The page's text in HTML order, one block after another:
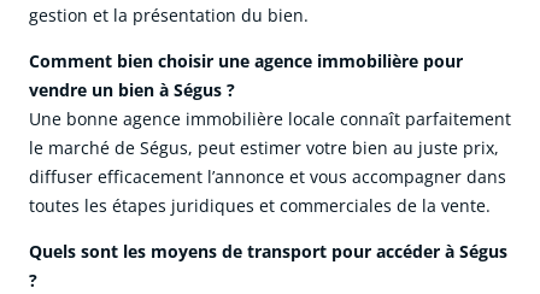
gestion et la présentation du bien.
Comment bien choisir une agence immobilière pour
vendre un bien à Ségus ?
Une bonne agence immobilière locale connaît parfaitement
le marché de Ségus, peut estimer votre bien au juste prix,
diffuser efficacement l’annonce et vous accompagner dans
toutes les étapes juridiques et commerciales de la vente.
Quels sont les moyens de transport pour accéder à Ségus
?